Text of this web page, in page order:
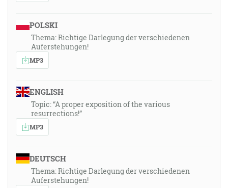
POLSKI
Thema: Richtige Darlegung der verschiedenen
Auferstehungen!
MP3
ENGLISH
Topic: “A proper exposition of the various
resurrections!”
MP3
DEUTSCH
Thema: Richtige Darlegung der verschiedenen
Auferstehungen!